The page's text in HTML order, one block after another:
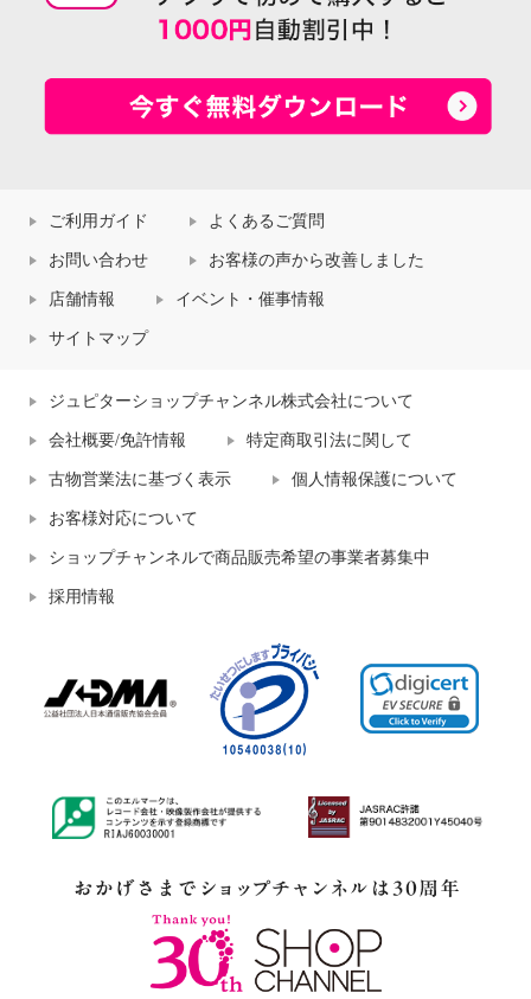
ご利用ガイド よくあるご質問
お問い合わせ お客様の声から改善しました
店舗情報 イベント・催事情報
サイトマップ
ジュピターショップチャンネル株式会社について
会社概要/免許情報 特定商取引法に関して
古物営業法に基づく表示 個人情報保護について
お客様対応について
ショップチャンネルで商品販売希望の事業者募集中
採用情報